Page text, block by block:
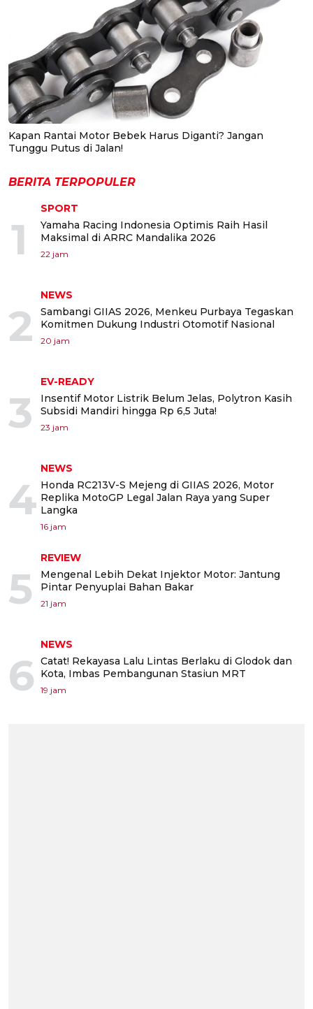
Kapan Rantai Motor Bebek Harus Diganti? Jangan
Tunggu Putus di Jalan!
BERITA TERPOPULER
1
SPORT
Yamaha Racing Indonesia Optimis Raih Hasil
Maksimal di ARRC Mandalika 2026
22 jam
2
NEWS
Sambangi GIIAS 2026, Menkeu Purbaya Tegaskan
Komitmen Dukung Industri Otomotif Nasional
20 jam
3
EV-READY
Insentif Motor Listrik Belum Jelas, Polytron Kasih
Subsidi Mandiri hingga Rp 6,5 Juta!
23 jam
4
NEWS
Honda RC213V-S Mejeng di GIIAS 2026, Motor
Replika MotoGP Legal Jalan Raya yang Super
Langka
16 jam
5
REVIEW
Mengenal Lebih Dekat Injektor Motor: Jantung
Pintar Penyuplai Bahan Bakar
21 jam
6
NEWS
Catat! Rekayasa Lalu Lintas Berlaku di Glodok dan
Kota, Imbas Pembangunan Stasiun MRT
19 jam